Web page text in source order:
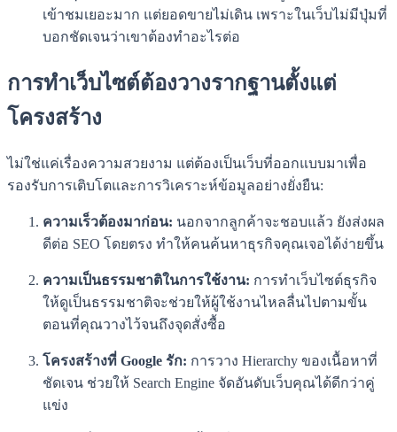
เข้าชมเยอะมาก แต่ยอดขายไม่เดิน เพราะในเว็บไม่มีปุ่มที่
บอกชัดเจนว่าเขาต้องทำอะไรต่อ
การทำเว็บไซต์ต้องวางรากฐานตั้งแต่
โครงสร้าง
ไม่ใช่แค่เรื่องความสวยงาม แต่ต้องเป็นเว็บที่ออกแบบมาเพื่อ
รองรับการเติบโตและการวิเคราะห์ข้อมูลอย่างยั่งยืน:
ความเร็วต้องมาก่อน: นอกจากลูกค้าจะชอบแล้ว ยังส่งผล
ดีต่อ SEO โดยตรง ทำให้คนค้นหาธุรกิจคุณเจอได้ง่ายขึ้น
ความเป็นธรรมชาติในการใช้งาน: การทำเว็บไซต์ธุรกิจ
ให้ดูเป็นธรรมชาติจะช่วยให้ผู้ใช้งานไหลลื่นไปตามขั้น
ตอนที่คุณวางไว้จนถึงจุดสั่งซื้อ
โครงสร้างที่ Google รัก: การวาง Hierarchy ของเนื้อหาที่
ชัดเจน ช่วยให้ Search Engine จัดอันดับเว็บคุณได้ดีกว่าคู่
แข่ง